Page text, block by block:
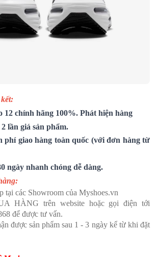
12 chính hãng 100%. Phát hiện hàng
lần giá sản phẩm.
phí giao hàng toàn quốc (với đơn hàng từ
ngày nhanh chóng dễ dàng.
tại các Showroom của Myshoes.vn
HÀNG trên website hoặc gọi điện tới
để được tư vấn.
được sản phẩm sau 1 - 3 ngày kể từ khi đặt